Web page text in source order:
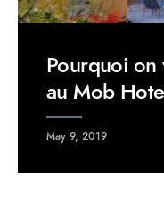
Pourquoi
au Mob
May 9, 2019